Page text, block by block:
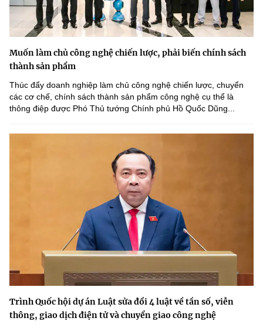
Muốn làm chủ công nghệ chiến lược, phải biến chính sách
thành sản phẩm
Thúc đẩy doanh nghiệp làm chủ công nghệ chiến lược, chuyển
các cơ chế, chính sách thành sản phẩm công nghệ cụ thể là
thông điệp được Phó Thủ tướng Chính phủ Hồ Quốc Dũng...
Trình Quốc hội dự án Luật sửa đổi 4 luật về tần số, viễn
thông, giao dịch điện tử và chuyển giao công nghệ